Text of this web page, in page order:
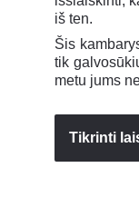
iš ten.
Šis
tik
metu jums
Tikrinti